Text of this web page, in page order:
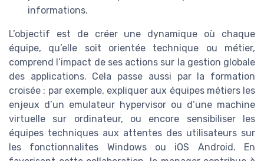
informations.
L’objectif est de créer une dynamique où chaque
équipe, qu’elle soit orientée technique ou métier,
comprend l’impact de ses actions sur la gestion globale
des applications. Cela passe aussi par la formation
croisée : par exemple, expliquer aux équipes métiers les
enjeux d’un emulateur hypervisor ou d’une machine
virtuelle sur ordinateur, ou encore sensibiliser les
équipes techniques aux attentes des utilisateurs sur
les fonctionnalites Windows ou iOS Android. En